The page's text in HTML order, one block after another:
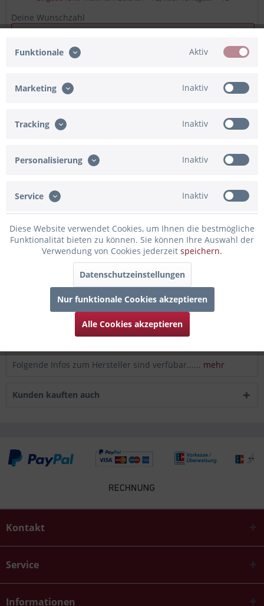
Deine Wunschzahl
Eingabe fehlt Maximum Zeichen = 2, noch verfügbar = 2
Eingabe fehlt
Konfiguration ist unvollständig - bitte prüfen!
Artikel-Nr.: 91-830337
Beschreibung
Dieser personalisierte Cake Topper zum Geburtstag aus
Holz, ist modern und gleichzeitig...mehr
Bewertungen
0
Folgende Infos zum Hersteller sind verfübar...... mehr
Kunden kauften auch
Kontakt
Service
Informationen
Funktionale Aktiv
Marketing Inaktiv
Tracking Inaktiv
Personalisierung Inaktiv
Service Inaktiv
Diese Website verwendet Cookies, um Ihnen die bestmögliche
Funktionalität bieten zu können. Sie können Ihre Auswahl der
Verwendung von Cookies jederzeit speichern.
Datenschutzeinstellungen
Nur funktionale Cookies akzeptieren
Alle Cookies akzeptieren